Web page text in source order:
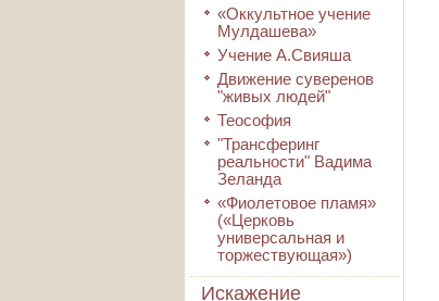
«Оккультное учение
Мулдашева»
Учение А.Свияша
Движение суверенов
"живых людей"
Теософия
"Трансферинг
реальности" Вадима
Зеланда
«Фиолетовое пламя»
(«Церковь
универсальная и
торжествующая»)
Искажение